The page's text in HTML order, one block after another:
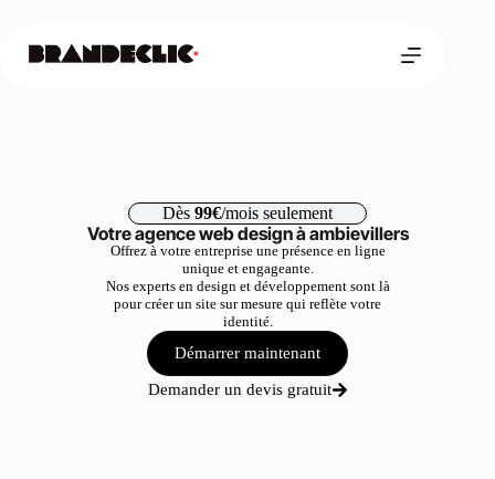
Dès 99€/mois seulement
Votre agence web design à ambievillers
Offrez à votre entreprise une présence en ligne
unique et engageante.
Nos experts en design et développement sont là
pour créer un site sur mesure qui reflète votre
identité.
Démarrer maintenant
Demander un devis gratuit